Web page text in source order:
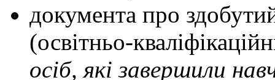
документа про
(освітньо-
осіб, які завершили